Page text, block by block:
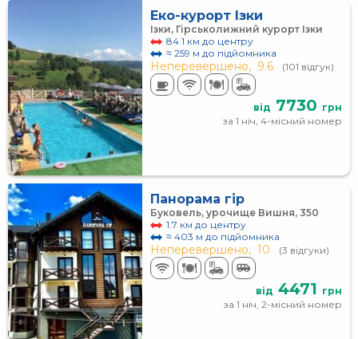
Еко-курорт Ізки
Ізки, Гірськолижний курорт Ізки
84.1 км до центру
≈ 259 м до підйомника
Неперевершено, 9.6 (101 відгук)
від 7730 грн
за 1 ніч, 4-місний номер
Панорама гір
Буковель, урочище Вишня, 350
1.7 км до центру
≈ 403 м до підйомника
Неперевершено, 10 (3 відгуки)
від 4471 грн
за 1 ніч, 2-місний номер